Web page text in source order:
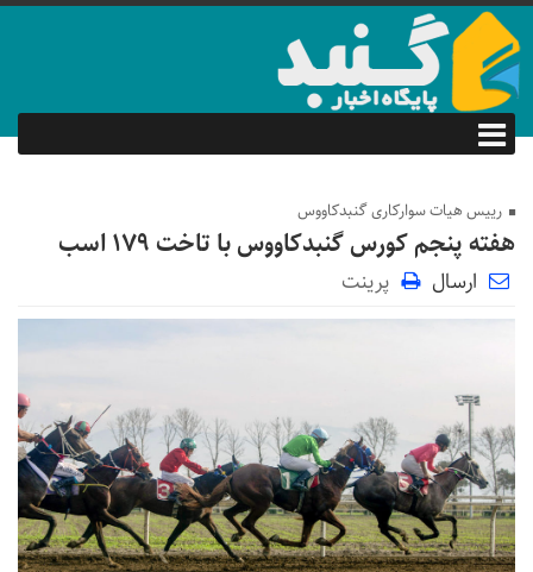
رییس هیات سوارکاری گنبدکاووس
هفته پنجم کورس گنبدکاووس با تاخت ۱۷۹ اسب
ارسال پرینت